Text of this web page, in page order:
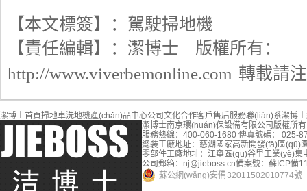
【本文標簽】： 駕駛掃地機
【責任編輯】： 潔博士
版權所有：
http://www.viverbemonline.com 轉載請
潔博士首頁掃地車洗地機產(chǎn)品中心公司文化合作客戶售后服務聯(lián)系潔博士
潔博士南京環(huán)保設備有限公司 版權所有
服務熱線：400-060-1680 傳真號碼： 025-
總裝工廠地址：慈湖國家高新開發(fā)區(qū)
零部件工廠地址：江寧區(qū)谷里工業(yè)集
公司郵箱：nj@jieboss.cn備案號：蘇ICP備
蘇公網(wǎng)安備 32011502010774號